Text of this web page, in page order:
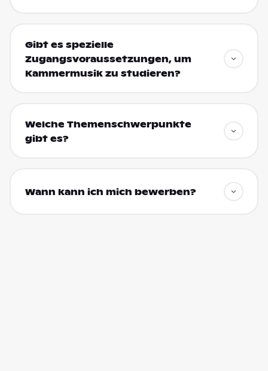
Gibt es spezielle
Zugangsvoraussetzungen, um
Kammermusik zu studieren?
Welche Themenschwerpunkte
gibt es?
Wann kann ich mich bewerben?